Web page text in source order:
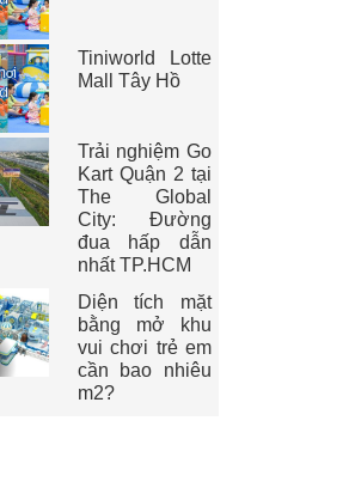
Tiniworld Lotte
Mall Tây Hồ
Trải nghiệm Go
Kart Quận 2 tại
The Global
City: Đường
đua hấp dẫn
nhất TP.HCM
Diện tích mặt
bằng mở khu
vui chơi trẻ em
cần bao nhiêu
m2?